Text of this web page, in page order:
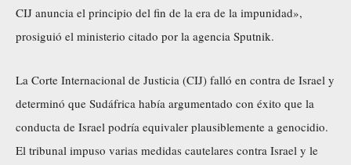
CIJ anuncia el principio del fin de la era de la impunidad»,
prosiguió el ministerio citado por la agencia Sputnik.
La Corte Internacional de Justicia (CIJ) falló en contra de Israel y
determinó que Sudáfrica había argumentado con éxito que la
conducta de Israel podría equivaler plausiblemente a genocidio.
El tribunal impuso varias medidas cautelares contra Israel y le